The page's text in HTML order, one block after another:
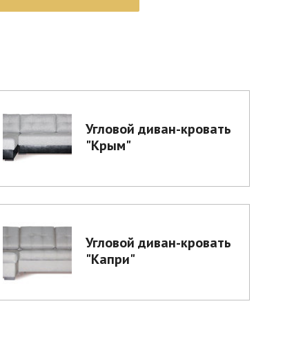
Угловой диван-кровать
"Крым"
Угловой диван-кровать
"Капри"